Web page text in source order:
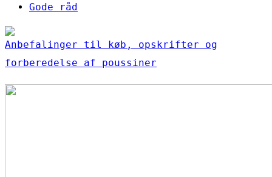
Gode råd
Anbefalinger til køb, opskrifter og
forberedelse af poussiner